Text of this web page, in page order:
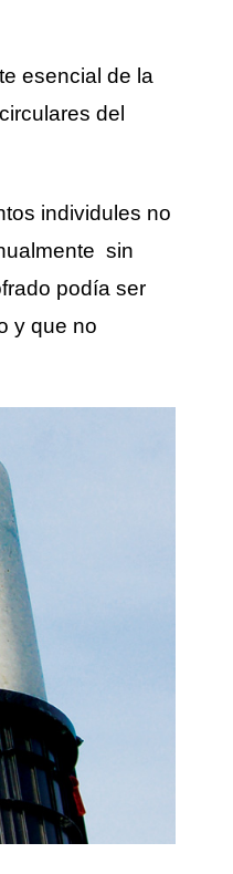
esencial de la
del
individules no
sin
podía ser
y que no